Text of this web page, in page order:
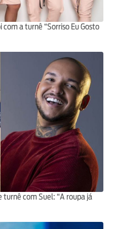
a turnê “Sorriso Eu Gosto
turnê com Suel: “A roupa já